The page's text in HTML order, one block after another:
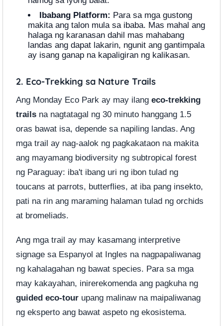
Ibabang Platform: Para sa mga gustong
makita ang talon mula sa ibaba. Mas mahal ang
halaga ng karanasan dahil mas mahabang
landas ang dapat lakarin, ngunit ang gantimpala
ay isang ganap na kapaligiran ng kalikasan.
2. Eco-Trekking sa Nature Trails
Ang Monday Eco Park ay may ilang eco-trekking
trails na nagtatagal ng 30 minuto hanggang 1.5
oras bawat isa, depende sa napiling landas. Ang
mga trail ay nag-aalok ng pagkakataon na makita
ang mayamang biodiversity ng subtropical forest
ng Paraguay: iba't ibang uri ng ibon tulad ng
toucans at parrots, butterflies, at iba pang insekto,
pati na rin ang maraming halaman tulad ng orchids
at bromeliads.
Ang mga trail ay may kasamang interpretive
signage sa Espanyol at Ingles na nagpapaliwanag
ng kahalagahan ng bawat species. Para sa mga
may kakayahan, inirerekomenda ang pagkuha ng
guided eco-tour upang malinaw na maipaliwanag
ng eksperto ang bawat aspeto ng ekosistema.